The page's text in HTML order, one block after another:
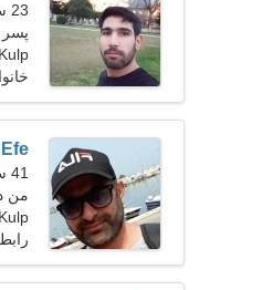
23 ساله, قوس
Kulp، ترکیه
Efe
41 سال, جوزا
من
Kulp